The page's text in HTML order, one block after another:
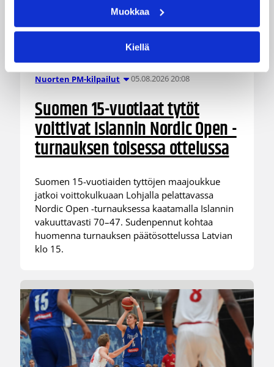
Muokkaa
Kiellä
Nuorten PM-kilpailut 05.08.2026 20:08
Suomen 15-vuotiaat tytöt
voittivat Islannin Nordic Open -
turnauksen toisessa ottelussa
Suomen 15-vuotiaiden tyttöjen maajoukkue
jatkoi voittokulkuaan Lohjalla pelattavassa
Nordic Open -turnauksessa kaatamalla Islannin
vakuuttavasti 70–47. Sudenpennut kohtaa
huomenna turnauksen päätösottelussa Latvian
klo 15.